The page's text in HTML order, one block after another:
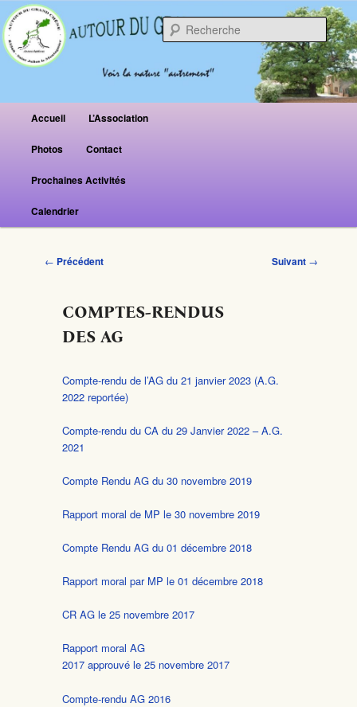
Menu principal
Aller au contenu principal
Aller au contenu secondaire
Accueil L’Association
Photos Contact
Prochaines Activités
Calendrier
Navigation des articles
← Précédent Suivant →
COMPTES-RENDUS
DES AG
Compte-rendu de l’AG du 21 janvier 2023 (A.G.
2022 reportée)
Compte-rendu du CA du 29 Janvier 2022 – A.G.
2021
Compte Rendu AG du 30 novembre 2019
Rapport moral de MP le 30 novembre 2019
Compte Rendu AG du 01 décembre 2018
Rapport moral par MP le 01 décembre 2018
CR AG le 25 novembre 2017
Rapport moral AG
2017 approuvé le 25 novembre 2017
Compte-rendu AG 2016